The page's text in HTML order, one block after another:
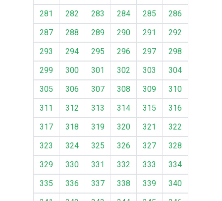
281
282 283 284 285
286
287
288 289 290 291
292
293
294 295 296 297
298
299
300 301 302 303
304
305
306 307 308 309
310
311
312 313 314 315
316
317
318 319 320 321
322
323
324 325 326 327
328
329
330 331 332 333
334
335
336 337 338 339
340